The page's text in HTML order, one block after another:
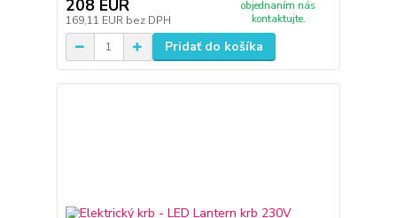
208 EUR
169,11 EUR bez DPH
objednaním nás
kontaktujte.
Pridať do košíka